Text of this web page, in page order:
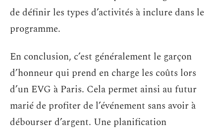
de définir les types d’activités à inclure dans le
programme.
En conclusion, c’est généralement le garçon
d’honneur qui prend en charge les coûts lors
d’un EVG à Paris. Cela permet ainsi au futur
marié de profiter de l’événement sans avoir à
débourser d’argent. Une planification